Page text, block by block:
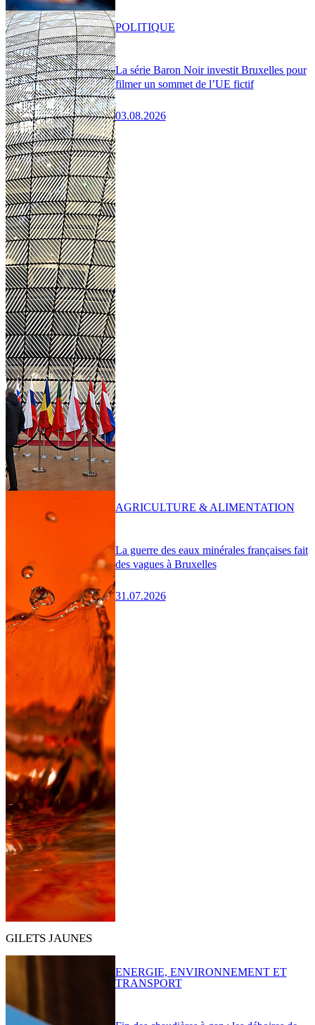
La série Baron Noir investit Bruxelles pour
filmer un sommet de l’UE fictif
03.08.2026
POLITIQUE
La guerre des eaux minérales françaises fait
des vagues à Bruxelles
31.07.2026
AGRICULTURE & ALIMENTATION
GILETS JAUNES
ENERGIE, ENVIRONNEMENT ET
TRANSPORT